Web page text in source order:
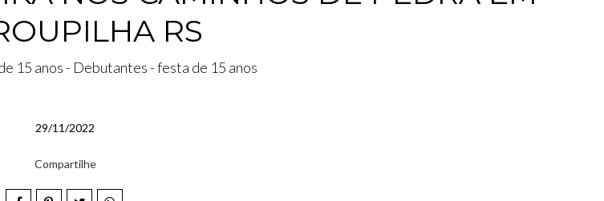
RS
15 anos - Debutantes - festa de 15 anos
29/11/2022
Compartilhe